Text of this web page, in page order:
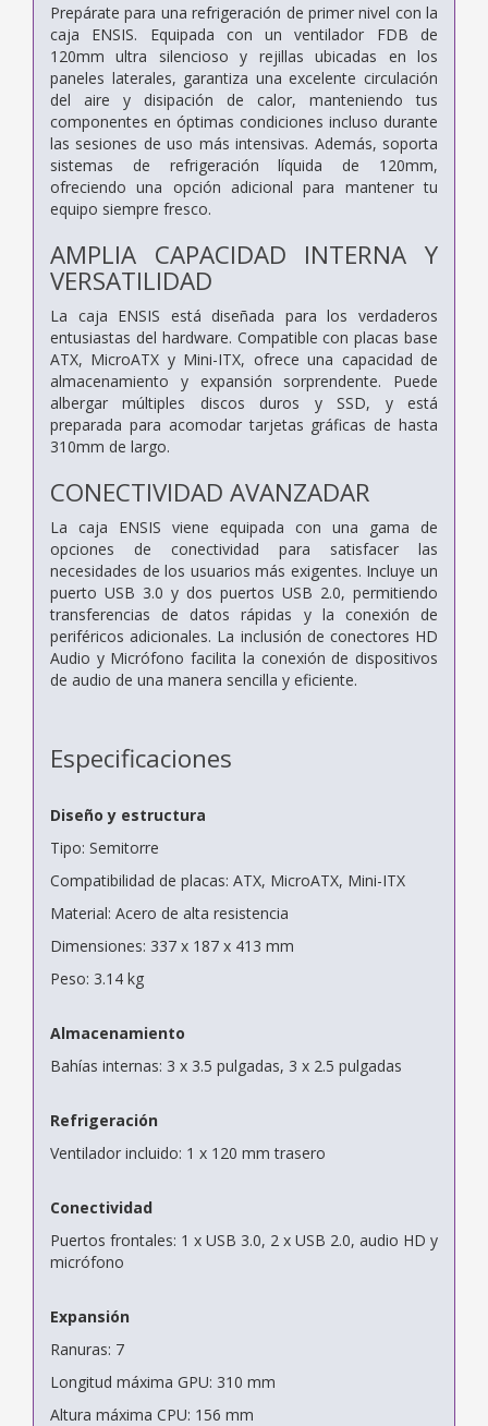
Prepárate para una refrigeración de primer nivel con la
caja ENSIS. Equipada con un ventilador FDB de
120mm ultra silencioso y rejillas ubicadas en los
paneles laterales, garantiza una excelente circulación
del aire y disipación de calor, manteniendo tus
componentes en óptimas condiciones incluso durante
las sesiones de uso más intensivas. Además, soporta
sistemas de refrigeración líquida de 120mm,
ofreciendo una opción adicional para mantener tu
equipo siempre fresco.
AMPLIA CAPACIDAD INTERNA Y
VERSATILIDAD
La caja ENSIS está diseñada para los verdaderos
entusiastas del hardware. Compatible con placas base
ATX, MicroATX y Mini-ITX, ofrece una capacidad de
almacenamiento y expansión sorprendente. Puede
albergar múltiples discos duros y SSD, y está
preparada para acomodar tarjetas gráficas de hasta
310mm de largo.
CONECTIVIDAD AVANZADAR
La caja ENSIS viene equipada con una gama de
opciones de conectividad para satisfacer las
necesidades de los usuarios más exigentes. Incluye un
puerto USB 3.0 y dos puertos USB 2.0, permitiendo
transferencias de datos rápidas y la conexión de
periféricos adicionales. La inclusión de conectores HD
Audio y Micrófono facilita la conexión de dispositivos
de audio de una manera sencilla y eficiente.
Especificaciones
Diseño y estructura
Tipo: Semitorre
Compatibilidad de placas: ATX, MicroATX, Mini-ITX
Material: Acero de alta resistencia
Dimensiones: 337 x 187 x 413 mm
Peso: 3.14 kg
Almacenamiento
Bahías internas: 3 x 3.5 pulgadas, 3 x 2.5 pulgadas
Refrigeración
Ventilador incluido: 1 x 120 mm trasero
Conectividad
Puertos frontales: 1 x USB 3.0, 2 x USB 2.0, audio HD y
micrófono
Expansión
Ranuras: 7
Longitud máxima GPU: 310 mm
Altura máxima CPU: 156 mm